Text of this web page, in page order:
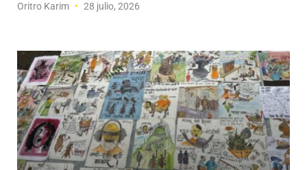
Oritro Karim 28 julio, 2026